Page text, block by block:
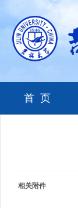
首 页
相关附件